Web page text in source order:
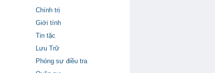
Chính trị
Giới tính
Tin tặc
Lưu Trữ
Phóng sự điều tra